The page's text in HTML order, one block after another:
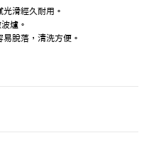
滑經久耐用。
爐。
脫落，清洗方便。